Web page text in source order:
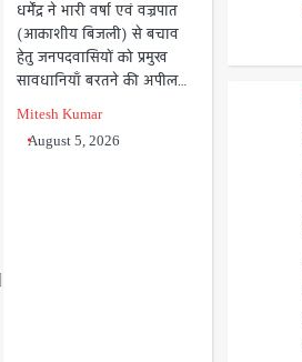
धर्मेंद्र ने भारी वर्षा एवं वज्रपात
(आकाशीय बिजली) से बचाव
हेतु जनपदवासियों को प्रमुख
सावधानियाँ बरतने की अपील…
Mitesh Kumar
August 5, 2026